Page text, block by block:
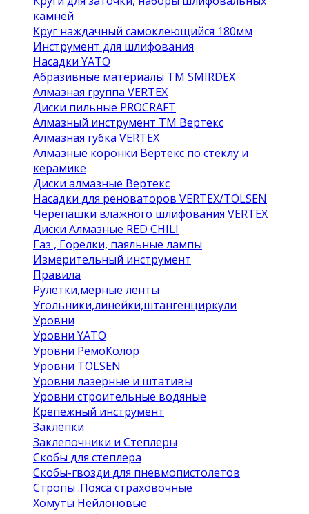
камней
Круг наждачный самоклеющийся 180мм
Инструмент для шлифования
Насадки YATO
Абразивные материалы ТМ SMIRDEX
Алмазная группа VERTEX
Диски пильные PROCRAFT
Алмазный инструмент ТМ Вертекс
Алмазная губка VERTEX
Алмазные коронки Вертекс по стеклу и
керамике
Диски алмазные Вертекс
Насадки для реноваторов VERTEX/TOLSEN
Черепашки влажного шлифования VERTEX
Диски Алмазные RED CHILI
Газ , Горелки, паяльные лампы
Измерительный инструмент
Правила
Рулетки,мерные ленты
Угольники,линейки,штангенциркули
Уровни
Уровни YATO
Уровни РемоКолор
Уровни TOLSEN
Уровни лазерные и штативы
Уровни строительные водяные
Крепежный инструмент
Заклепки
Заклепочники и Степлеры
Скобы для степлера
Скобы-гвозди для пневмопистолетов
Стропы .Пояса страховочные
Хомуты Нейлоновые